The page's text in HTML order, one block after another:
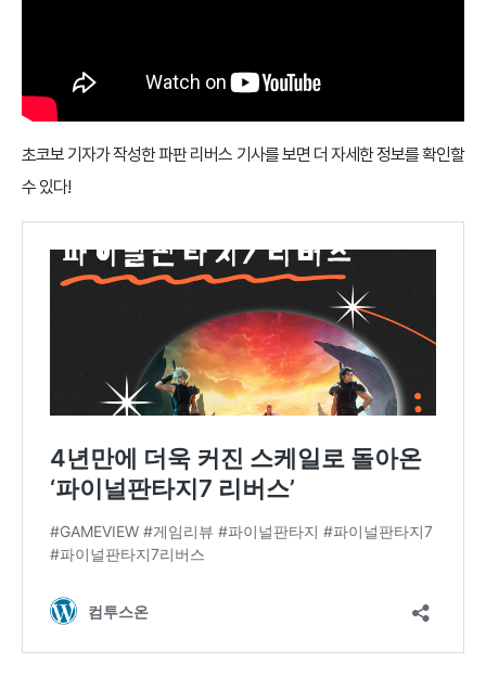
초코보 기자가 작성한파판 리버스 기사를 보면 더 자세한 정보를 확인할
수 있다!